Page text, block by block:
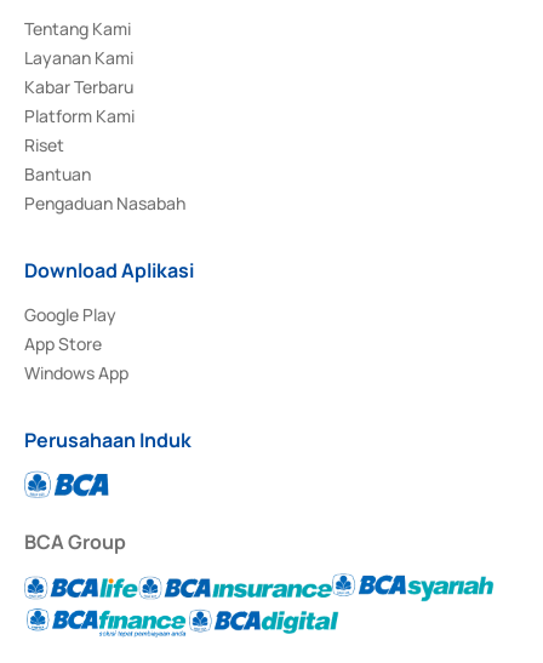
Tentang Kami
Layanan Kami
Kabar Terbaru
Platform Kami
Riset
Bantuan
Pengaduan Nasabah
Download Aplikasi
Google Play
App Store
Windows App
Perusahaan Induk
BCA Group